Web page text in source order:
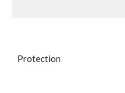
Protection